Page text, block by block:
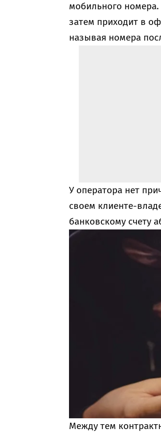
мобильного
затем приходит в
называя номера
У оператора нет
своем клиенте-
банковскому счету
Между тем